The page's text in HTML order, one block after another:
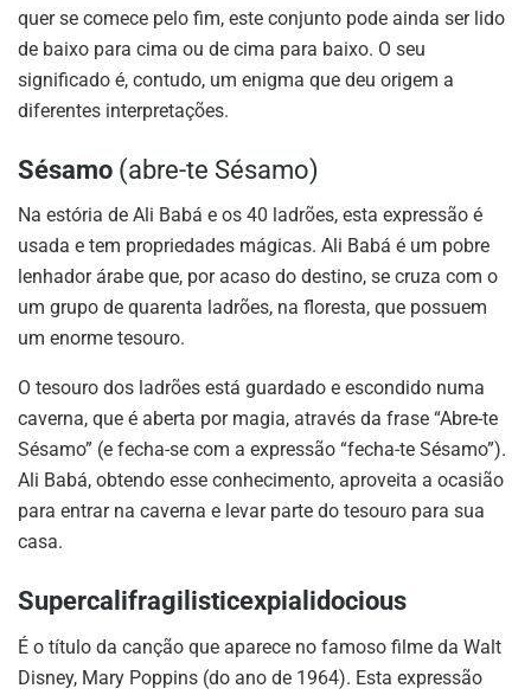
quer se comece pelo fim, este conjunto pode ainda ser lido
de baixo para cima ou de cima para baixo. O seu
significado é, contudo, um enigma que deu origem a
diferentes interpretações.
Sésamo (abre-te Sésamo)
Na estória de Ali Babá e os 40 ladrões, esta expressão é
usada e tem propriedades mágicas. Ali Babá é um pobre
lenhador árabe que, por acaso do destino, se cruza com o
um grupo de quarenta ladrões, na floresta, que possuem
um enorme tesouro.
O tesouro dos ladrões está guardado e escondido numa
caverna, que é aberta por magia, através da frase “Abre-te
Sésamo” (e fecha-se com a expressão “fecha-te Sésamo”).
Ali Babá, obtendo esse conhecimento, aproveita a ocasião
para entrar na caverna e levar parte do tesouro para sua
casa.
Supercalifragilisticexpialidocious
É o título da canção que aparece no famoso filme da Walt
Disney, Mary Poppins (do ano de 1964). Esta expressão